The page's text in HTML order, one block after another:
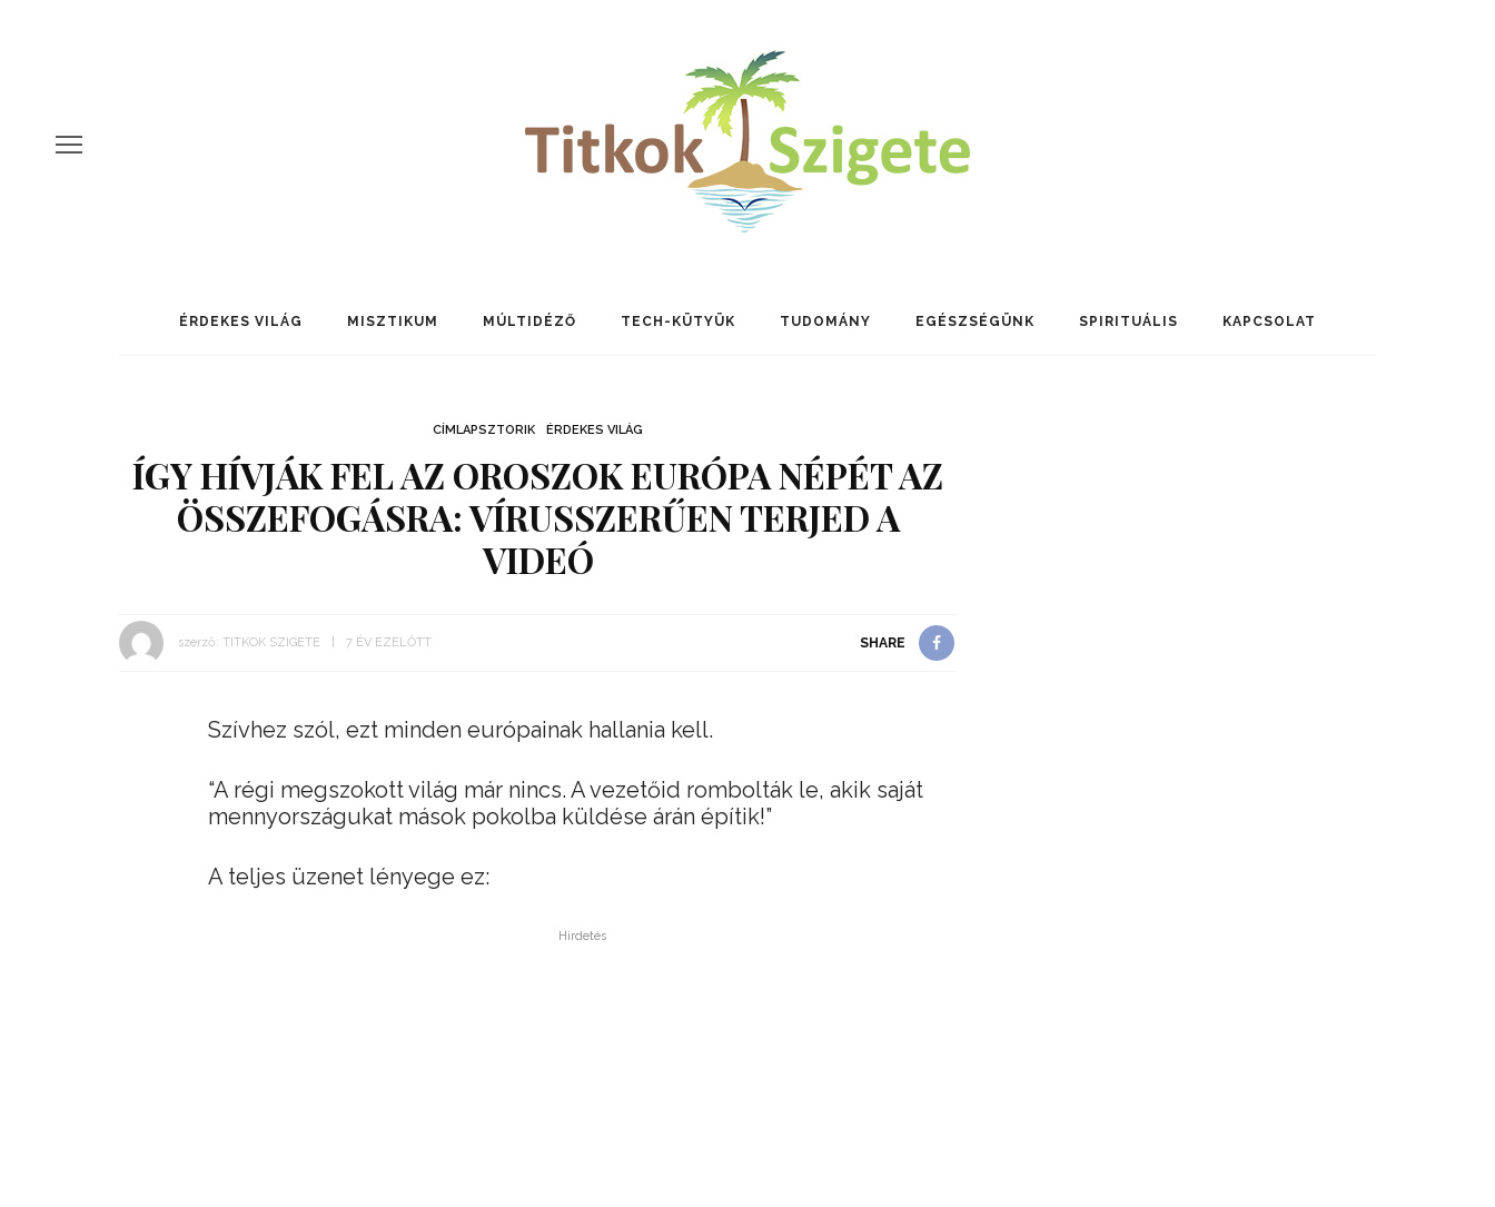
ÉRDEKES VILÁG MISZTIKUM MÚLTIDÉZŐ TECH-KÜTYÜK TUDOMÁNY EGÉSZSÉGÜNK SPIRITUÁLIS KAPCSOLAT
CÍMLAPSZTORIK ÉRDEKES VILÁG
ÍGY HÍVJÁK FEL AZ OROSZOK EURÓPA NÉPÉT AZ
ÖSSZEFOGÁSRA: VÍRUSSZERŰEN TERJED A
VIDEÓ
szerző: TITKOK SZIGETE 7 ÉV EZELŐTT SHARE
Szívhez szól, ezt minden európainak hallania kell.
“A régi megszokott világ már nincs. A vezetőid rombolták le, akik saját
mennyországukat mások pokolba küldése árán építik!”
A teljes üzenet lényege ez:
Hirdetés